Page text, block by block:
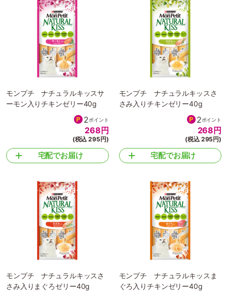
モンプチ ナチュラルキッスサ
ーモン入りチキンゼリー40g
2ポイント
268 円
(税込 295円)
宅配でお届け
モンプチ ナチュラルキッスさ
さみ入りチキンゼリー40g
2ポイント
268 円
(税込 295円)
宅配でお届け
モンプチ ナチュラルキッスさ
さみ入りまぐろゼリー40g
モンプチ ナチュラルキッスま
ぐろ入りチキンゼリー40g